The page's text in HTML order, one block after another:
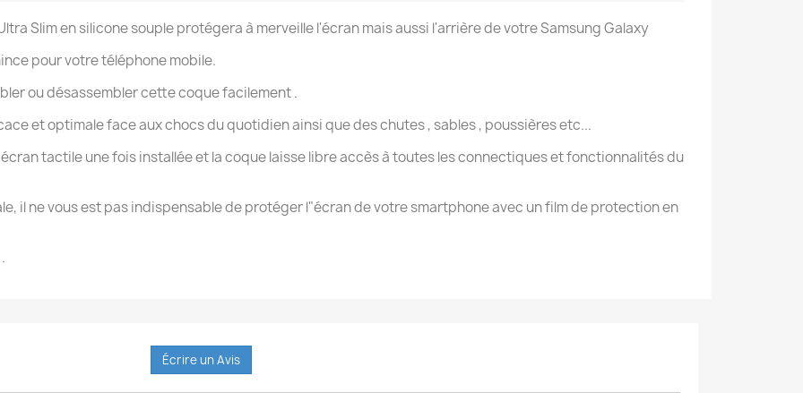
Slim en silicone souple protégera à merveille l'écran mais aussi l'arrière de votre Samsung Galaxy
pour votre téléphone mobile.
ou désassembler cette coque facilement .
et optimale face aux chocs du quotidien ainsi que des chutes , sables , poussières etc...
tactile une fois installée et la coque laisse libre accès à toutes les connectiques et fonctionnalités du
il ne vous est pas indispensable de protéger l"écran de votre smartphone avec un film de protection en
Écrire un Avis